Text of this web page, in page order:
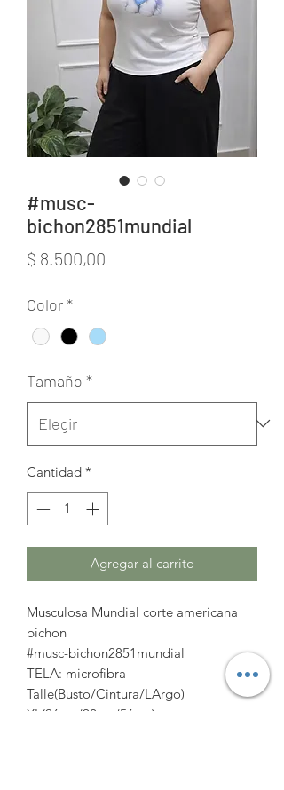
#musc-
bichon2851mundial
$ 8.500,00
Color*
Tamaño *
Cantidad *
Agregar al carrito
Musculosa Mundial corte americana
bichon
#musc-bichon2851mundial
TELA: microfibra
Talle(Busto/Cintura/LArgo)
XL(96cm/92cm/56cm)